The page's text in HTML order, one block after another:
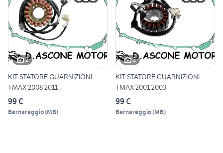
2
KIT STATORE GUARNIZIONI
TMAX 2008 2011
99 €
Bernareggio(MB)
2
KIT STATORE GUARNIZIONI
TMAX 2001 2003
99 €
Bernareggio(MB)